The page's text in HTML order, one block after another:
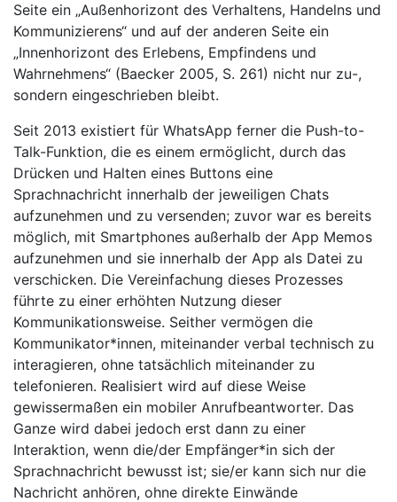
Seite ein „Außenhorizont des Verhaltens, Handelns und
Kommunizierens“ und auf der anderen Seite ein
„Innenhorizont des Erlebens, Empfindens und
Wahrnehmens“ (Baecker 2005, S. 261) nicht nur zu-,
sondern eingeschrieben bleibt.
Seit 2013 existiert für WhatsApp ferner die Push-to-
Talk-Funktion, die es einem ermöglicht, durch das
Drücken und Halten eines Buttons eine
Sprachnachricht innerhalb der jeweiligen Chats
aufzunehmen und zu versenden; zuvor war es bereits
möglich, mit Smartphones außerhalb der App Memos
aufzunehmen und sie innerhalb der App als Datei zu
verschicken. Die Vereinfachung dieses Prozesses
führte zu einer erhöhten Nutzung dieser
Kommunikationsweise. Seither vermögen die
Kommunikator*innen, miteinander verbal technisch zu
interagieren, ohne tatsächlich miteinander zu
telefonieren. Realisiert wird auf diese Weise
gewissermaßen ein mobiler Anrufbeantworter. Das
Ganze wird dabei jedoch erst dann zu einer
Interaktion, wenn die/der Empfänger*in sich der
Sprachnachricht bewusst ist; sie/er kann sich nur die
Nachricht anhören, ohne direkte Einwände